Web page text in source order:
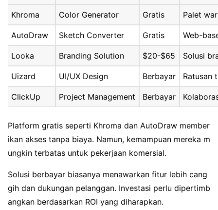
Khroma Color Generator Gratis Palet
AutoDraw Sketch Converter Gratis Web-
Looka Branding Solution $20-$65 Solusi
Uizard UI/UX Design Berbayar Ratusan
ClickUp Project Management Berbayar
Platform gratis seperti Khroma dan AutoDraw member
ikan akses tanpa biaya. Namun, kemampuan mereka m
ungkin terbatas untuk pekerjaan komersial.
Solusi berbayar biasanya menawarkan fitur lebih cang
gih dan dukungan pelanggan. Investasi perlu dipertimb
angkan berdasarkan ROI yang diharapkan.